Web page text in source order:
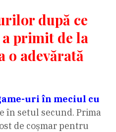
după ce
a primit de la
o adevărată
uri în meciul cu
în setul secund. Prima
de coșmar pentru